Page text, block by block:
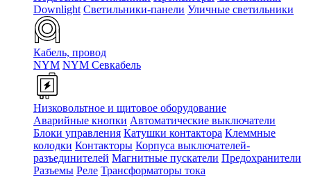
Downlight Светильники-панели Уличные светильники
Кабель, провод
NYM NYM Севкабель
Низковольтное и щитовое оборудование
Аварийные кнопки Автоматические выключатели
Блоки управления Катушки контактора Клеммные
колодки Контакторы Корпуса выключателей-
разъединителей Магнитные пускатели Предохранители
Разъемы Реле Трансформаторы тока